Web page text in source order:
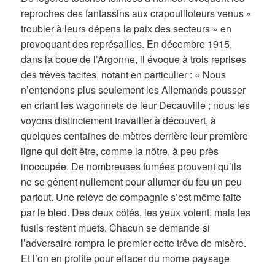
reproches des fantassins aux crapouilloteurs venus «
troubler à leurs dépens la paix des secteurs » en
provoquant des représailles. En décembre 1915,
dans la boue de l’Argonne, il évoque à trois reprises
des trêves tacites, notant en particulier : « Nous
n’entendons plus seulement les Allemands pousser
en criant les wagonnets de leur Decauville ; nous les
voyons distinctement travailler à découvert, à
quelques centaines de mètres derrière leur première
ligne qui doit être, comme la nôtre, à peu près
inoccupée. De nombreuses fumées prouvent qu’ils
ne se gênent nullement pour allumer du feu un peu
partout. Une relève de compagnie s’est même faite
par le bled. Des deux côtés, les yeux voient, mais les
fusils restent muets. Chacun se demande si
l’adversaire rompra le premier cette trêve de misère.
Et l’on en profite pour effacer du morne paysage